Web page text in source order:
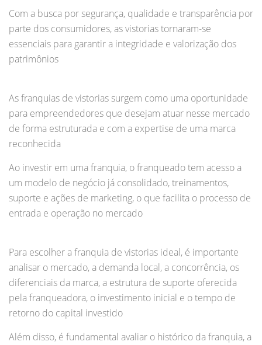
Com a busca por segurança, qualidade e transparência por
parte dos consumidores, as vistorias tornaram-se
essenciais para garantir a integridade e valorização dos
patrimônios
As franquias de vistorias surgem como uma oportunidade
para empreendedores que desejam atuar nesse mercado
de forma estruturada e com a expertise de uma marca
reconhecida
Ao investir em uma franquia, o franqueado tem acesso a
um modelo de negócio já consolidado, treinamentos,
suporte e ações de marketing, o que facilita o processo de
entrada e operação no mercado
Para escolher a franquia de vistorias ideal, é importante
analisar o mercado, a demanda local, a concorrência, os
diferenciais da marca, a estrutura de suporte oferecida
pela franqueadora, o investimento inicial e o tempo de
retorno do capital investido
Além disso, é fundamental avaliar o histórico da franquia, a